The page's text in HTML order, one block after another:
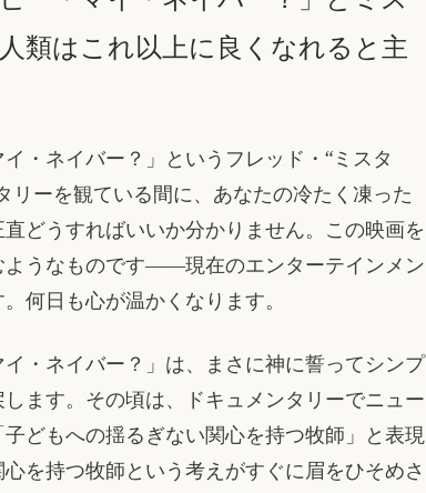
類はこれ以上に良くなれると主
・ネイバー？」というフレッド・“ミスタ
リーを観ている間に、あなたの冷たく凍った
どうすればいいか分かりません。この映画を
ようなものです――現在のエンターテインメン
何日も心が温かくなります。
イ・ネイバー？」は、まさに神に誓ってシンプ
ます。その頃は、ドキュメンタリーでニュー
どもへの揺るぎない関心を持つ牧師」と表現
を持つ牧師という考えがすぐに眉をひそめさ